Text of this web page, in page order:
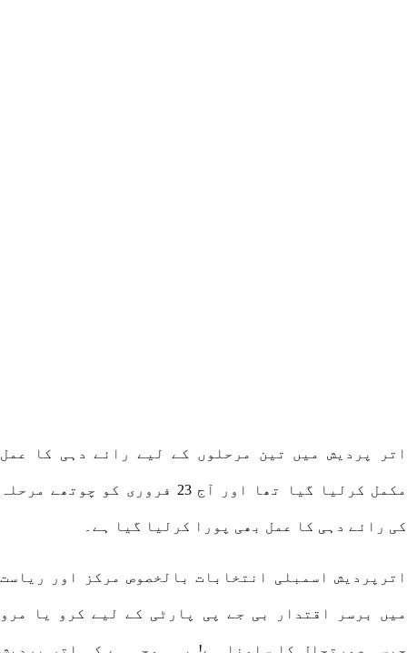
اتر پردیش میں تین مرحلوں کے لیے رائے دہی کا عمل
مکمل کرلیا گیا تھا اور آج 23 فروری کو چوتھے مرحلہ
کی رائے دہی کا عمل بھی پورا کرلیا گیا ہے۔
اترپردیش اسمبلی انتخابات بالخصوص مرکز اور ریاست
میں برسر اقتدار بی جے پی پارٹی کے لیے کرو یا مرو
جیسی صورتحال کا سامنا ہے! یہی وجہ ہے کہ اتر پردیش